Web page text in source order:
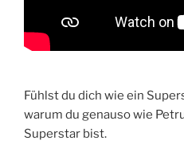
Fühlst du dich wie ein
warum du genauso wie
Superstar bist.